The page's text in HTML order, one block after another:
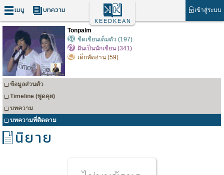
เมนู บทความ เข้าสู่ระบบ
KEEDKEAN
Tonpalm
ขีดเขียนเต็มตัว (197)
ฝันเป็นนักเขียน (341)
เด็กหัดอ่าน (59)
ข้อมูลส่วนตัว
Timeline (พูดคุย)
บทความ
บทความที่ติดตาม
นิยาย